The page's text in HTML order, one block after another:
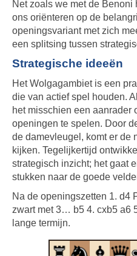
Net zoals we met de
ons oriënteren op de
openingsvariant met zich
een splitsing tussen
Strategische ideeën
Het Wolgagambiet is een
die van actief spel houden.
het misschien een aanrader
openingen te spelen. Door
de damevleugel, komt er de
kijken. Tegelijkertijd
strategisch inzicht; het gaat
stukken naar de goede
Na de openingszetten 1. d4
zwart met 3… b5 4. cxb5 a6
lange termijn.